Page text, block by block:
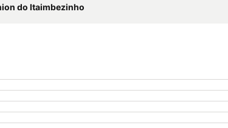
do Itaimbezinho